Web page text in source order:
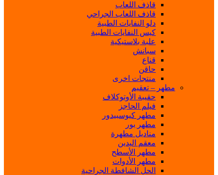
قاذف اللعاب
قاذف اللعاب الجراحي
دلو النفايات الطبية
كيس النفايات الطبية
علبة بلاستيكية
سبانش
قناع
حاقن
منتجات اخرى
مطهر – تعقيم
حقيبة الأوتوكلاف
فيلم الحاجز
مطهر كيوسبيدور
مطهر بور
مناديل مطهرة
معقم اليدين
مطهر الأسطح
مطهر الأدوات
الحل الشافطة الجراحية